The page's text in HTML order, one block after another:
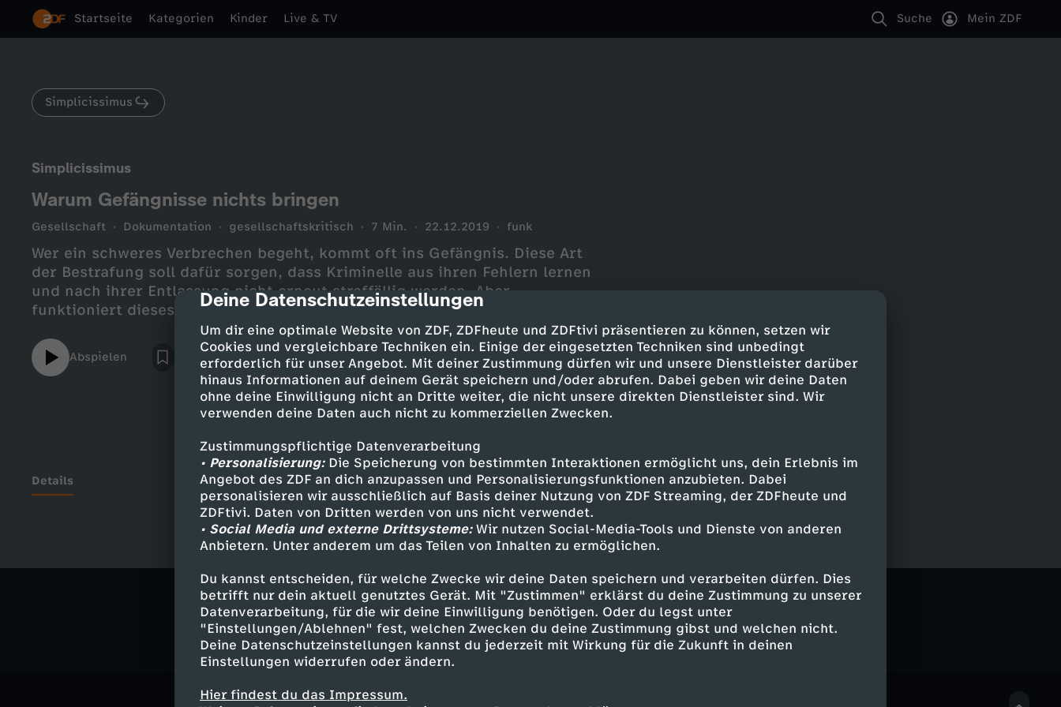
cmp-dialog-description
Deine Datenschutzeinstellungen
Um dir eine optimale Website von ZDF, ZDFheute und ZDFtivi präsentieren zu können, setzen wir
Cookies und vergleichbare Techniken ein. Einige der eingesetzten Techniken sind unbedingt
erforderlich für unser Angebot. Mit deiner Zustimmung dürfen wir und unsere Dienstleister darüber
hinaus Informationen auf deinem Gerät speichern und/oder abrufen. Dabei geben wir deine Daten
ohne deine Einwilligung nicht an Dritte weiter, die nicht unsere direkten Dienstleister sind. Wir
verwenden deine Daten auch nicht zu kommerziellen Zwecken.
Zustimmungspflichtige Datenverarbeitung
• Personalisierung:Die Speicherung von bestimmten Interaktionen ermöglicht uns, dein Erlebnis im
Angebot des ZDF an dich anzupassen und Personalisierungsfunktionen anzubieten. Dabei
personalisieren wir ausschließlich auf Basis deiner Nutzung von ZDF Streaming, der ZDFheute und
ZDFtivi. Daten von Dritten werden von uns nicht verwendet.
• Social Media und externe Drittsysteme:Wir nutzen Social-Media-Tools und Dienste von anderen
Anbietern. Unter anderem um das Teilen von Inhalten zu ermöglichen.
Du kannst entscheiden, für welche Zwecke wir deine Daten speichern und verarbeiten dürfen. Dies
betrifft nur dein aktuell genutztes Gerät. Mit "Zustimmen" erklärst du deine Zustimmung zu unserer
Datenverarbeitung, für die wir deine Einwilligung benötigen. Oder du legst unter
"Einstellungen/Ablehnen" fest, welchen Zwecken du deine Zustimmung gibst und welchen nicht.
Deine Datenschutzeinstellungen kannst du jederzeit mit Wirkung für die Zukunft in deinen
Einstellungen widerrufen oder ändern.
Hier findest du das Impressum.
Startseite Kategorien Kinder Live & TV Suche Mein ZDF
Simplicissimus
Simplicissimus
Warum Gefängnisse nichts bringen
Gesellschaft Dokumentation gesellschaftskritisch 7 Min. 22.12.2019 funk
Wer ein schweres Verbrechen begeht, kommt oft ins Gefängnis. Diese Art
der Bestrafung soll dafür sorgen, dass Kriminelle aus ihren Fehlern lernen
und nach ihrer Entlassung nicht erneut straffällig werden. Aber
funktioniert dieses System überhaupt?
Abspielen
Details
Ähnliche Inhalte entdecken
Gesellschaft Dokumentation gesellschaftskritisch Simplicissimus